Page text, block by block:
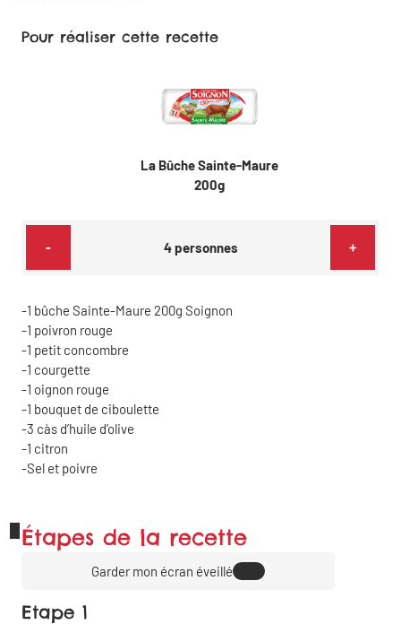
Pour réaliser cette recette
La Bûche Sainte-Maure
200g
- 4personnes +
1 bûche Sainte-Maure 200g Soignon
1 poivron rouge
1 petit concombre
1 courgette
1 oignon rouge
1 bouquet de ciboulette
3 càs d’huile d’olive
1 citron
Sel et poivre
Étapes de la recette
Garder mon écran éveillé
Etape 1